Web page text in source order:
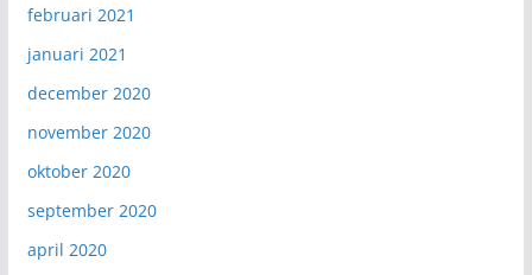
februari 2021
januari 2021
december 2020
november 2020
oktober 2020
september 2020
april 2020